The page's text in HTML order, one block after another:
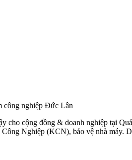
công nghiệp Đức Lân
cộng đồng & doanh nghiệp tại
Nghiệp (KCN), bảo vệ nhà